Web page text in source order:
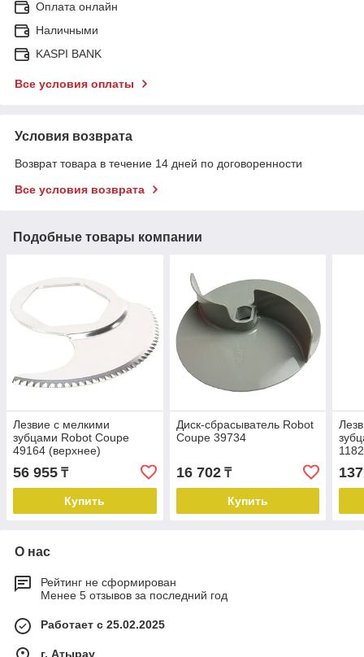
Оплата онлайн
Наличными
KASPI BANK
Все условия оплаты
Условия возврата
Возврат товара в течение 14 дней по договоренности
Все условия возврата
Подобные товары компании
Лезвие с мелкими
зубцами Robot Coupe
49164 (верхнее)
56 955 ₸
Купить
Диск-сбрасыватель Robot
Coupe 39734
16 702₸
Купить
О нас
Рейтинг не сформирован
Менее 5 отзывов за последний год
Работает с 25.02.2025
г. Атырау